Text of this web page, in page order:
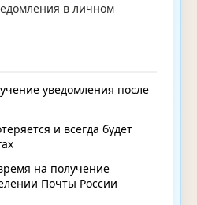
в личном
уведомления после
и всегда будет
на получение
Почты России